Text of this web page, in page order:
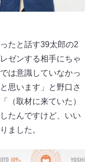
たと話す39太郎の2
ゼンする相手にちゃ
は意識していなかっ
思います」と野口さ
（取材に来ていた）
たんですけど、いい
ました。